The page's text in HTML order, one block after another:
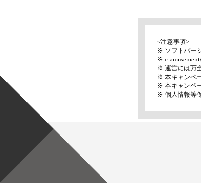
<注意事項>
※ ソフトバー
※ e-
※ 運営には万
※ 本キャンペ
※ 本キャンペ
※ 個人情報等